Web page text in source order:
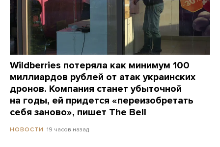
Wildberries потеряла как минимум 100
миллиардов рублей от атак украинских
дронов. Компания станет убыточной
на годы, ей придется «переизобретать
себя заново», пишет The Bell
НОВОСТИ 19 часов назад